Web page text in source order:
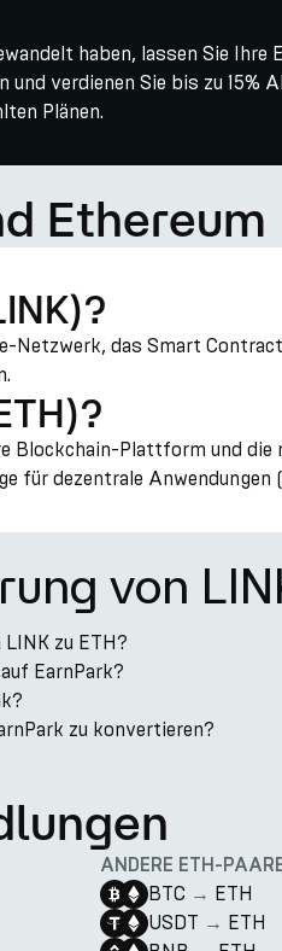
haben, lassen Sie Ihre
verdienen Sie bis zu 15%
Plänen.
Ethereum
Netzwerk, das Smart
Blockchain-Plattform und
für dezentrale
von
zu ETH?
EarnPark?
zu konvertieren?
ANDERE ETH-
BTC → ETH
USDT → ETH